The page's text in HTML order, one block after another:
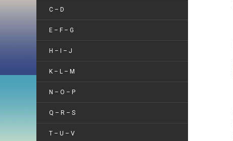
C – D
E – F – G
H – I – J
K – L – M
N – O – P
Q – R – S
T – U – V